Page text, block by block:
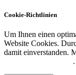
Cookie-Richtlinien
Um Ihnen einen
Website Cookies.
damit einverstanden.
.